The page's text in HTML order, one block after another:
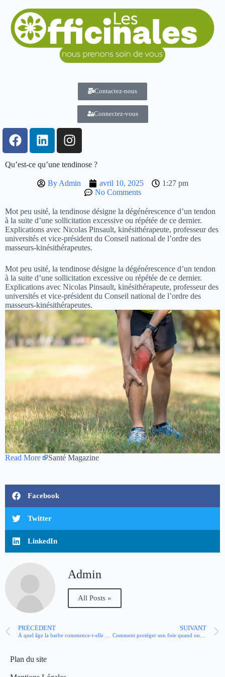
Contactez-nous
Connectez-vous
Qu’est-ce qu’une tendinose ?
ByAdmin avril 10, 2025
1:27 pm
No Comments
Mot peu usité, la tendinose désigne la dégénérescence d’un tendon
à la suite d’une sollicitation excessive ou répétée de ce dernier.
Explications avec Nicolas Pinsault, kinésithérapeute, professeur des
universités et vice-président du Conseil national de l’ordre des
masseurs-kinésithérapeutes.
Mot peu usité, la tendinose désigne la dégénérescence d’un tendon
à la suite d’une sollicitation excessive ou répétée de ce dernier.
Explications avec Nicolas Pinsault, kinésithérapeute, professeur des
universités et vice-président du Conseil national de l’ordre des
masseurs-kinésithérapeutes.
Read More Santé Magazine
Facebook
Twitter
LinkedIn
Admin
All Posts »
PRÉCÉDENT
À quel âge la barbe commence-t-elle à pousser ?
SUIVANT
Comment protéger son foie quand on prend des médicaments ?
Plan du site